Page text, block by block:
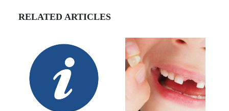
RELATED ARTICLES